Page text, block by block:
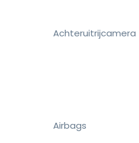
Achteruitrijcamera
Airbags